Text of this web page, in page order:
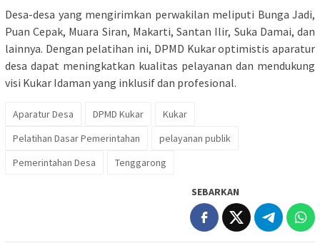
Desa-desa yang mengirimkan perwakilan meliputi Bunga Jadi,
Puan Cepak, Muara Siran, Makarti, Santan Ilir, Suka Damai, dan
lainnya. Dengan pelatihan ini, DPMD Kukar optimistis aparatur
desa dapat meningkatkan kualitas pelayanan dan mendukung
visi Kukar Idaman yang inklusif dan profesional.
Aparatur Desa DPMD Kukar
Kukar
Pelatihan Dasar Pemerintahan
pelayanan publik
Pemerintahan Desa
Tenggarong
SEBARKAN